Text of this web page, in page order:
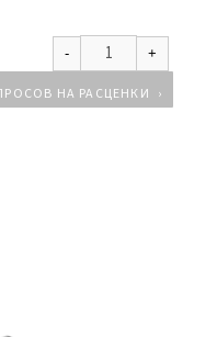
НА РАСЦЕНКИ